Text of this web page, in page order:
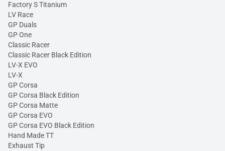
Factory S Titanium
LV Race
GP Duals
GP One
Classic Racer
Classic Racer Black Edition
LV-X EVO
LV-X
GP Corsa
GP Corsa Black Edition
GP Corsa Matte
GP Corsa EVO
GP Corsa EVO Black Edition
Hand Made TT
Exhaust Tip